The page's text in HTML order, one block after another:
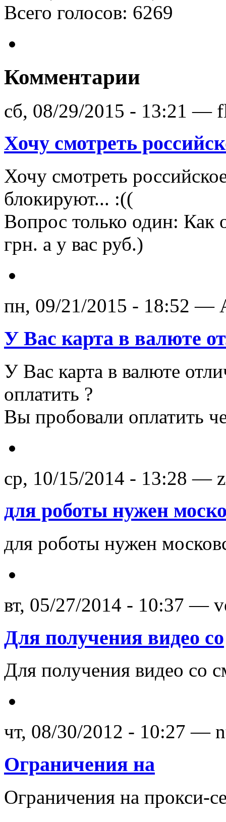
Всего голосов: 6269
Комментарии
сб, 08/29/2015 - 13:21 —
Хочу смотреть
Хочу смотреть
блокируют... :((
Вопрос только один: Как
грн. а у вас руб.)
пн, 09/21/2015 - 18:52 —
У Вас карта в валюте
У Вас карта в валюте
оплатить ?
Вы пробовали оплатить
ср, 10/15/2014 - 13:28 —
для роботы нужен
для роботы нужен
вт, 05/27/2014 - 10:37 —
Для получения видео со
Для получения видео со
чт, 08/30/2012 - 10:27 —
Ограничения на
Ограничения на прокси-